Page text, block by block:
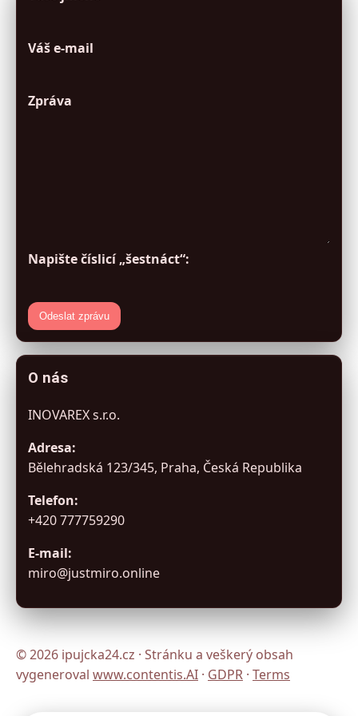
Váš e-mail
Zpráva
Napište číslicí „šestnáct“:
Odeslat zprávu
O nás
INOVAREX s.r.o.
Adresa:
Bělehradská 123/345, Praha, Česká Republika
Telefon:
+420 777759290
E-mail:
miro@justmiro.online
© 2026 ipujcka24.cz · Stránku a veškerý obsah
vygeneroval www.contentis.AI · GDPR · Terms